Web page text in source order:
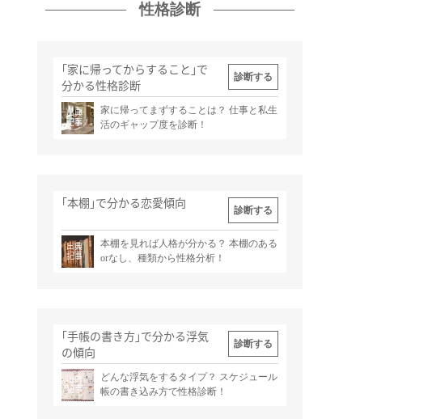
性格診断
｢家に帰ってからすること｣で
分かる性格診断
診断する
出典
記事
家に帰ってまずすることは？ 仕事と私生
活のギャップ度を診断！
｢本棚｣で分かる恋愛傾向 診断する
出典
記事
本棚を見れば人格が分かる？ 本棚のある
orなし、種類から性格分析！
｢手帳の書き方｣で分かる浮気
の傾向
診断する
出典
記事
どんな浮気をするタイプ？ スケジュール
帳の書き込み方で性格診断！